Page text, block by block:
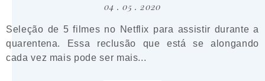
04 . 05 . 2020
Seleção de 5 filmes no Netflix para assistir durante a
quarentena. Essa reclusão que está se alongando
cada vez mais pode ser mais...